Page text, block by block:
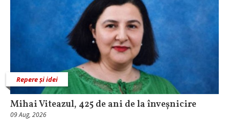
Repere și idei
Mihai Viteazul, 425 de ani de la înveșnicire
09 Aug, 2026